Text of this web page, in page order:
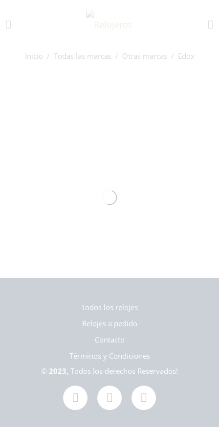
Inicio / Todas las marcas / Otras marcas / Edox
Todos los relojes
Relojes a pedido
Contacto
Términos y Condiciones
© 2023, Todos los derechos Reservados!